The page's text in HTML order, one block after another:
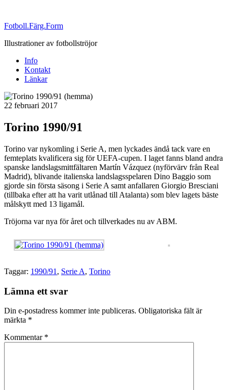
Fotboll.Färg.Form
Illustrationer av fotbollströjor
Info
Kontakt
Länkar
Publicerat
22 februari 2017
Torino 1990/91
Torino var nykomling i Serie A, men lyckades ändå tack vare en
femteplats kvalificera sig för UEFA-cupen. I laget fanns bland andra
spanske landslagsmittfältaren Martín Vázquez (nyförvärv från Real
Madrid), blivande italienska landslagsspelaren Dino Baggio som
gjorde sin första säsong i Serie A samt anfallaren Giorgio Bresciani
(tillbaka efter att ha varit utlånad till Atalanta) som blev lagets bäste
målskytt med 13 ligamål.
Tröjorna var nya för året och tillverkades nu av ABM.
Taggar: 1990/91 , Serie A, Torino
Lämna ett svar
Din e-postadress kommer inte publiceras. Obligatoriska fält är
märkta *
Kommentar *